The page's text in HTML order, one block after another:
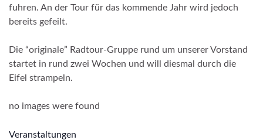
fuhren. An der Tour für das kommende Jahr wird jedoch
bereits gefeilt.
Die “originale” Radtour-Gruppe rund um unserer Vorstand
startet in rund zwei Wochen und will diesmal durch die
Eifel strampeln.
no images were found
Veranstaltungen